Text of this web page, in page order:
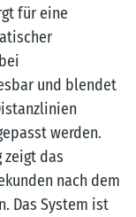
für eine
und blendet
werden.
zeigt das
nach dem
Das System ist